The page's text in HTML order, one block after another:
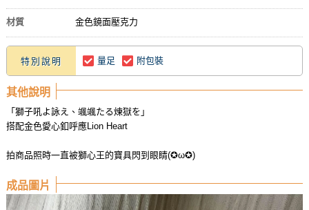
材質 金色鏡面壓克力
特別說明 量足 附包裝
其他說明
「獅子吼よ詠え、颯颯たる煉獄を」
搭配金色愛心釦呼應Lion Heart
拍商品照時一直被獅心王的寶具閃到眼睛(✪ω✪)
成品圖片